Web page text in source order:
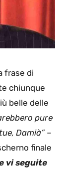
frase di
chiunque
belle delle
pure
Damià” –
finale
vi seguite